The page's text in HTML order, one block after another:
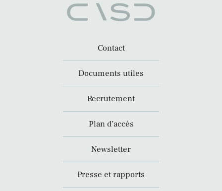
Contact
Documents utiles
Recrutement
Plan d’accès
Newsletter
Presse et rapports